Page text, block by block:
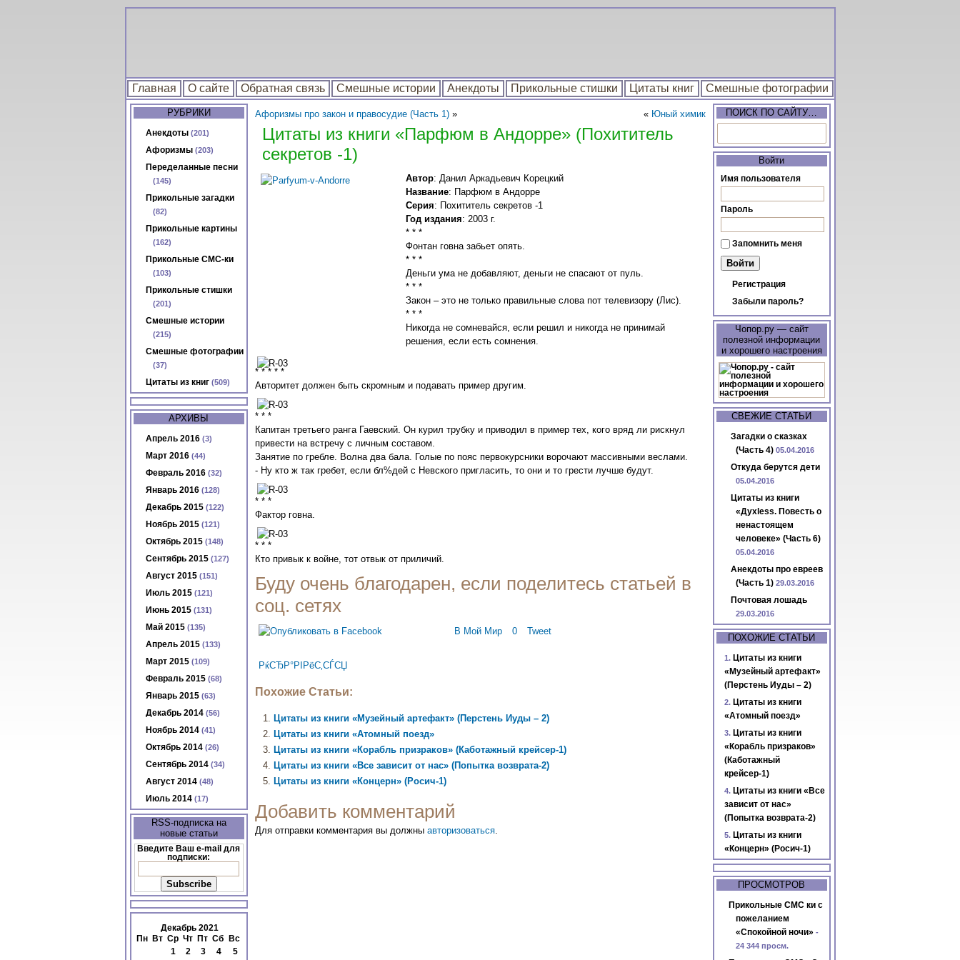
Главная О сайте Обратная связь Смешные истории Анекдоты Прикольные стишки Цитаты книг Смешные фотографии
РУБРИКИ
Анекдоты(201)
Афоризмы(203)
Переделанные песни
(145)
Прикольные загадки
(82)
Прикольные картины
(162)
Прикольные СМС-ки
(103)
Прикольные стишки
(201)
Смешные истории
(215)
Смешные фотографии
(37)
Цитаты из книг(509)
АРХИВЫ
Апрель 2016(3)
Март 2016(44)
Февраль 2016(32)
Январь 2016(128)
Декабрь 2015(122)
Ноябрь 2015(121)
Октябрь 2015(148)
Сентябрь 2015(127)
Август 2015(151)
Июль 2015(121)
Июнь 2015(131)
Май 2015(135)
Апрель 2015(133)
Март 2015(109)
Февраль 2015(68)
Январь 2015(63)
Декабрь 2014(56)
Ноябрь 2014(41)
Октябрь 2014(26)
Сентябрь 2014(34)
Август 2014(48)
Июль 2014(17)
RSS-подписка на
новые статьи
Введите Ваш e-mail для
подписки:
Декабрь 2021
Пн
Вт Ср Чт Пт Сб
Вс
1
2 3 4 5
Афоризмы про закон и правосудие (Часть 1)» « Юный химик
Цитаты из книги «Парфюм в Андорре» (Похититель
секретов -1)
Автор: Данил Аркадьевич Корецкий
Название: Парфюм в Андорре
Серия: Похититель секретов -1
Год издания: 2003 г.
* * *
Фонтан говна забьет опять.
* * *
Деньги ума не добавляют, деньги не спасают от пуль.
* * *
Закон – это не только правильные слова пот телевизору (Лис).
* * *
Никогда не сомневайся, если решил и никогда не принимай
решения, если есть сомнения.
* * * * *
Авторитет должен быть скромным и подавать пример другим.
* * *
Капитан третьего ранга Гаевский. Он курил трубку и приводил в пример тех, кого вряд ли рискнул
привести на встречу с личным составом.
Занятие по гребле. Волна два бала. Голые по пояс первокурсники ворочают массивными веслами.
- Ну кто ж так гребет, если бл%дей с Невского пригласить, то они и то грести лучше будут.
* * *
Фактор говна.
* * *
Кто привык к войне, тот отвык от приличий.
Буду очень благодарен, если поделитесь статьей в
соц. сетях
В Мой Мир 0 Tweet
РќСЂР°РІРёС‚СЃСЏ
Похожие Статьи:
Цитаты из книги «Музейный артефакт» (Перстень Иуды – 2)
Цитаты из книги «Атомный поезд»
Цитаты из книги «Корабль призраков» (Каботажный крейсер-1)
Цитаты из книги «Все зависит от нас» (Попытка возврата-2)
Цитаты из книги «Концерн» (Росич-1)
Добавить комментарий
Для отправки комментария вы должны авторизоваться.
ПОИСК ПО САЙТУ…
Войти
Имя пользователя
Пароль
Запомнить меня
Регистрация
Забыли пароль?
Чопор.ру — сайт
полезной информации
и хорошего настроения
СВЕЖИЕ СТАТЬИ
Загадки о сказках
(Часть 4) 05.04.2016
Откуда берутся дети
05.04.2016
Цитаты из книги
«Духless. Повесть о
ненастоящем
человеке» (Часть 6)
05.04.2016
Анекдоты про евреев
(Часть 1) 29.03.2016
Почтовая лошадь
29.03.2016
ПОХОЖИЕ СТАТЬИ
Цитаты из книги
«Музейный артефакт»
(Перстень Иуды – 2)
Цитаты из книги
«Атомный поезд»
Цитаты из книги
«Корабль призраков»
(Каботажный
крейсер-1)
Цитаты из книги «Все
зависит от нас»
(Попытка возврата-2)
Цитаты из книги
«Концерн» (Росич-1)
ПРОСМОТРОВ
Прикольные СМС ки с
пожеланием
«Спокойной ночи» -
24 344 просм.